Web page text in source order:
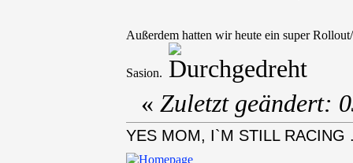
Außerdem hatten wir heute ein super
Sasion.
« Zuletzt geändert:
YES MOM, I`M STILL